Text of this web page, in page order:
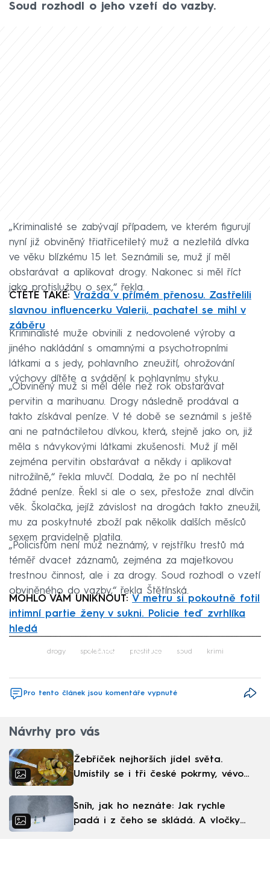
Soud rozhodl o jeho vzetí do vazby.
„Kriminalisté se zabývají případem, ve kterém figurují
nyní již obviněný třiatřicetiletý muž a nezletilá dívka
ve věku blízkému 15 let. Seznámili se, muž jí měl
obstarávat a aplikovat drogy. Nakonec si měl říct
jako protislužbu o sex,“ řekla.
ČTĚTE TAKÉ: Vražda v přímém přenosu. Zastřelili
slavnou influencerku Valerii, pachatel se mihl v
záběru
Kriminalisté muže obvinili z nedovolené výroby a
jiného nakládání s omamnými a psychotropními
látkami a s jedy, pohlavního zneužití, ohrožování
výchovy dítěte a svádění k pohlavnímu styku.
„Obviněný muž si měl déle než rok obstarávat
pervitin a marihuanu. Drogy následně prodával a
takto získával peníze. V té době se seznámil s ještě
ani ne patnáctiletou dívkou, která, stejně jako on, již
měla s návykovými látkami zkušenosti. Muž jí měl
zejména pervitin obstarávat a někdy i aplikovat
nitrožilně,“ řekla mluvčí. Dodala, že po ní nechtěl
žádné peníze. Řekl si ale o sex, přestože znal dívčin
věk. Školačka, jejíž závislost na drogách takto zneužil,
mu za poskytnuté zboží pak několik dalších měsíců
sexem pravidelně platila.
„Policistům není muž neznámý, v rejstříku trestů má
téměř dvacet záznamů, zejména za majetkovou
trestnou činnost, ale i za drogy. Soud rozhodl o vzetí
obviněného do vazby,“ řekla Štětínská.
MOHLO VÁM UNIKNOUT: V metru si pokoutně fotil
intimní partie ženy v sukni. Policie teď zvrhlíka
hledá
Failed to fetch
drogy společnost prostituce soud krimi
Pro tento článek jsou komentáře vypnuté
Návrhy pro vás
Žebříček nejhorších jídel světa.
Umístily se i tři české pokrmy, vévodí
Sníh, jak ho neznáte: Jak rychle
padá i z čeho se skládá. A vločky